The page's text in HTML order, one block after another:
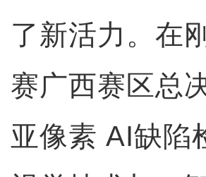
了新活力。在
赛广西赛区总
亚像素 AI缺陷